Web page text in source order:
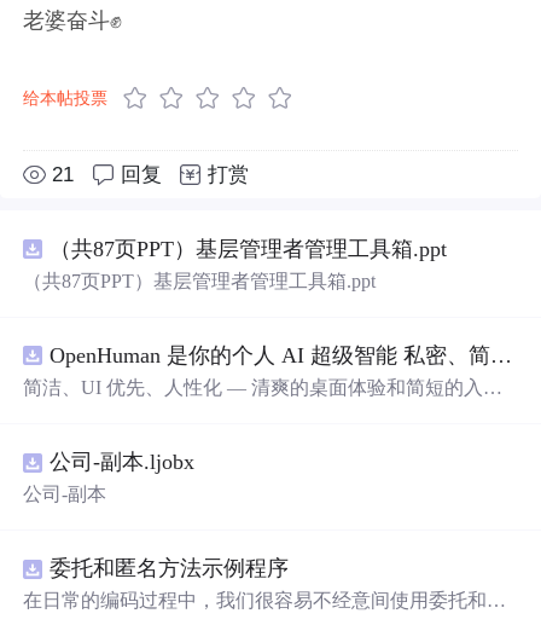
老婆奋斗✊
给本帖投票
21 回复 打赏
（共87页PPT）基层管理者管理工具箱.ppt
（共87页PPT）基层管理者管理工具箱.ppt
OpenHuman 是你的个人 AI 超级智能 私密、简洁、极其强大
简洁、UI 优先、人性化 — 清爽的桌面体验和简短的入门
吉祥物，会说话、能感知周围环境、可作为真实参与者加
入你的 Google Meet 会议、跨周记住你，即使你停止输入
公司-副本.ljobx
公司-副本
委托和匿名方法示例程序
在日常的编码过程中，我们很容易不经意间使用委托和匿